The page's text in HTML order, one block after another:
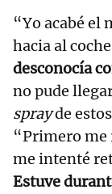
“Yo acabé el
hacia al
desconocía
no pude
sprayde
“Primero me
me intenté
Estuve